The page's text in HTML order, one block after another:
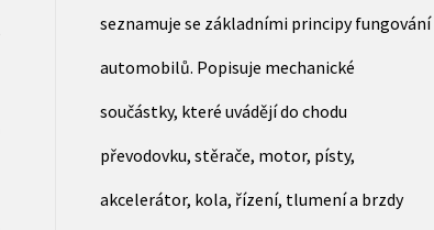
seznamuje se základními principy fungování
automobilů. Popisuje mechanické
součástky, které uvádějí do chodu
převodovku, stěrače, motor, písty,
akcelerátor, kola, řízení, tlumení a brzdy